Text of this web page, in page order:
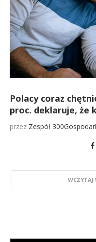
Polacy coraz
proc. deklaruje, że
przez Zespół
WCZYTAJ